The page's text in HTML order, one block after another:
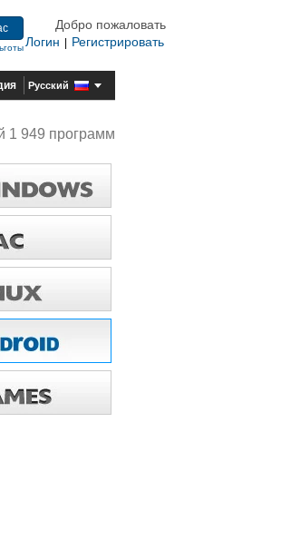
Добро пожаловать
Логин
Регистрировать
Русский
1 949 программ